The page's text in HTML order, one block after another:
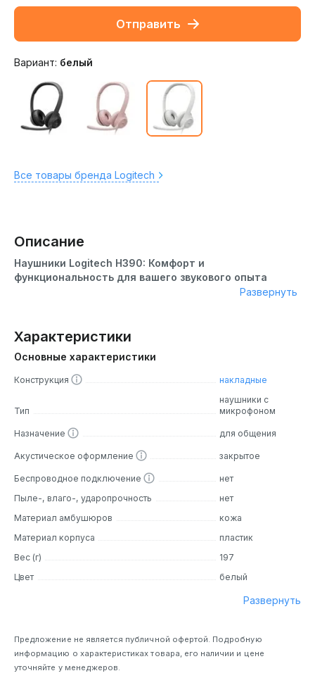
Отправить
Вариант: белый
Все товары бренда Logitech
Описание
Наушники Logitech H390: Комфорт и
функциональность для вашего звукового опыта
обеспечивают кристально чистый звук и глубокие басы
для полного погружения в звуковое пространство. Они
обеспечивают качественное звучание и удобство в
использовании.
Дизайн
Наушники выполнены в современном дизайне с
использованием качественных материалов. Мягкие
амбушюры и регулируемое оголовье позволяют удобно
разместить наушники на голове, а встроенный микрофон
Стильный и эргономичный дизайн наушников Logitech
H390 делает их идеальным выбором для длительного
использования.
Основные особенности
Встроенный микрофон с системой
шумоподавления позволяет четко слышать ваш голос,
Открытое акустическое оформление:Наушники
позволяют вам оставаться в курсе событий вокруг,
даже когда вы их надеваете.
Развернуть
Характеристики
Основные характеристики
Конструкция накладные
Тип
наушники с
микрофоном
Назначение для общения
Акустическое оформление закрытое
Беспроводное подключение
нет
Пыле-, влаго-, ударопрочность
нет
Материал амбушюров
кожа
Материал корпуса
пластик
Вес (г)
197
Цвет
белый
Развернуть
Предложение не является публичной офертой. Подробную
информацию о характеристиках товара, его наличии и цене
уточняйте у менеджеров.